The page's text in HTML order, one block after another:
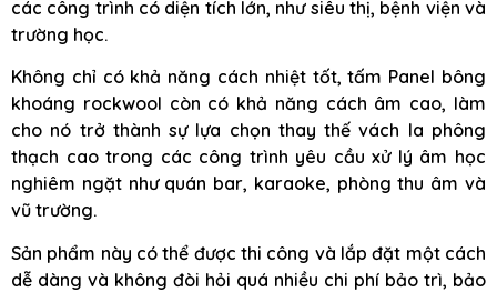
các công trình có diện tích lớn, như siêu thị, bệnh viện và
trường học.
Không chỉ có khả năng cách nhiệt tốt, tấm Panel bông
khoáng rockwool còn có khả năng cách âm cao, làm
cho nó trở thành sự lựa chọn thay thế vách la phông
thạch cao trong các công trình yêu cầu xử lý âm học
nghiêm ngặt như quán bar, karaoke, phòng thu âm và
vũ trường.
Sản phẩm này có thể được thi công và lắp đặt một cách
dễ dàng và không đòi hỏi quá nhiều chi phí bảo trì, bảo